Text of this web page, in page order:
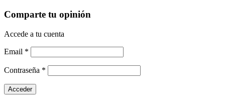
Comparte tu opinión
Accede a tu cuenta
Email *
Contraseña *